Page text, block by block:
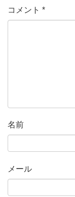
コメント *
名前
メール